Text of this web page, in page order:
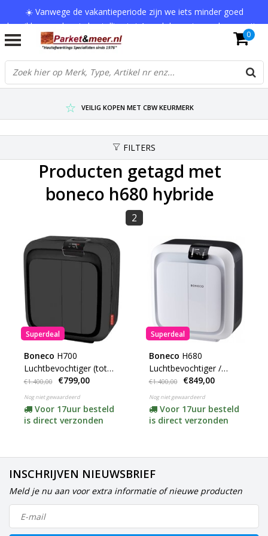
☀️ Vanwege de vakantieperiode zijn we iets minder goed
bereikbaar en kan je bestelling tot 1 werkdag extra onderweg zijn.
Bedankt voor je begrip!
VERZENDKOSTEN € 7,95 (GRATIS VA €75,-)
SCHERPSTE PRIJZEN TOT WEL 75% KORTING !
VEILIG KOPEN MET CBW KEURMERK
0
FILTERS
Producten getagd met
boneco h680 hybride
2
Superdeal
Boneco H700
Luchtbevochtiger (tot
150m2)
€1.400,00 €799,00
Nog niet gewaardeerd
Voor 17uur besteld
is direct verzonden
Superdeal
Boneco H680
Luchtbevochtiger /
Luchtwasser (tot
300m3) ***op=op
€1.400,00 €849,00
Nog niet gewaardeerd
Voor 17uur besteld
is direct verzonden
INSCHRIJVEN NIEUWSBRIEF
Meld je nu aan voor extra informatie of nieuwe producten